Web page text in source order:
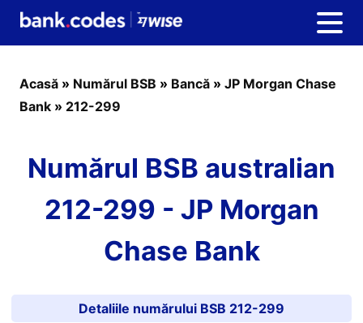
Acasă » Numărul BSB » Bancă » JP Morgan Chase
Bank » 212-299
Numărul BSB australian
212-299 - JP Morgan
Chase Bank
Detaliile numărului BSB 212-299